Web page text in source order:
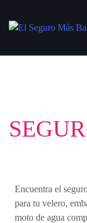
Encuentra el
para tu velero,
moto de agua